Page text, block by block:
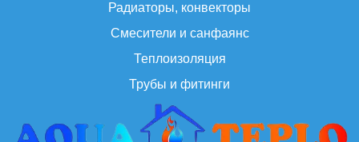
Радиаторы, конвекторы
Смесители и санфаянс
Теплоизоляция
Трубы и фитинги